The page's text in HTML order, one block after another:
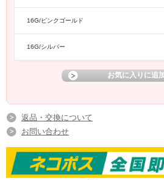
16G/ピンクゴールド
16G/シルバー
返品・交換について
お問い合わせ